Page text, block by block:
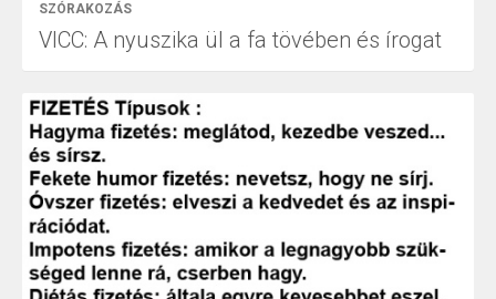
SZÓRAKOZÁS
VICC: A nyuszika ül a fa tövében és írogat